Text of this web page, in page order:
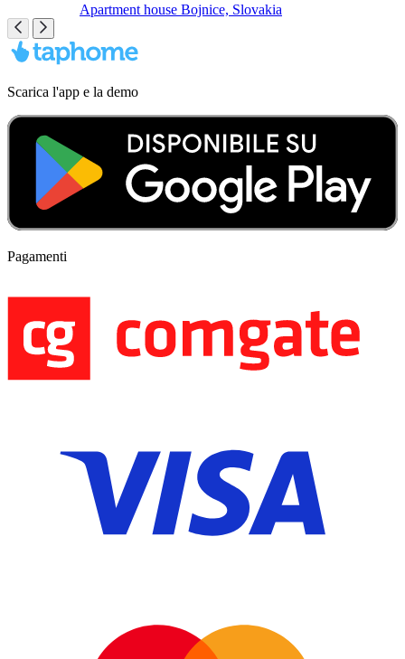
Apartment house Bojnice, Slovakia
Scarica l'app e la demo
Pagamenti